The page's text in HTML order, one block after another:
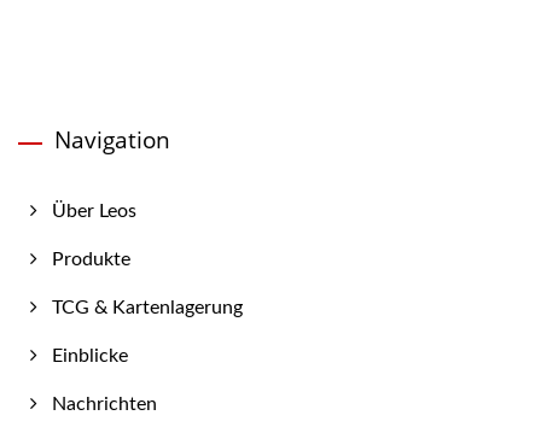
Navigation
Über Leos
Produkte
TCG & Kartenlagerung
Einblicke
Nachrichten